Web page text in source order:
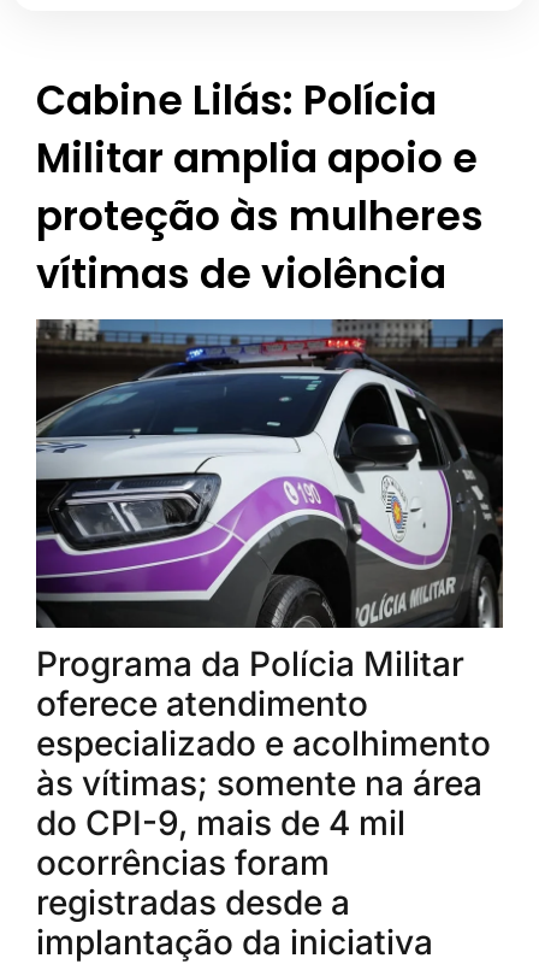
Cabine Lilás: Polícia
Militar amplia apoio e
proteção às mulheres
vítimas de violência
Programa da Polícia Militar
oferece atendimento
especializado e acolhimento
às vítimas; somente na área
do CPI-9, mais de 4 mil
ocorrências foram
registradas desde a
implantação da iniciativa